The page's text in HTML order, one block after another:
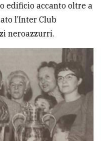
edificio accanto oltre a
l’Inter Club
neroazzurri.